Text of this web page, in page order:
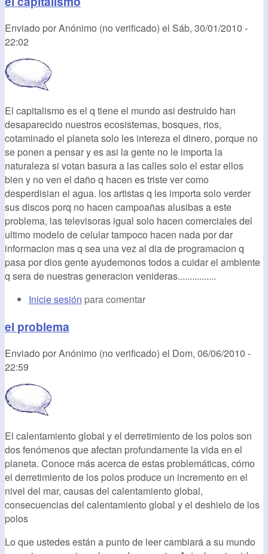
Enviado porAnónimo (no verificado) el Sáb, 30/01/2010 -
22:02
El capitalismo es el q tiene el mundo asi destruido han
desaparecido nuestros ecosistemas, bosques, rios,
cotaminado el planeta solo les intereza el dinero, porque no
se ponen a pensar y es asi la gente no le importa la
naturaleza si votan basura a las calles solo el estar ellos
bien y no ven el daño q hacen es triste ver como
desperdisian el agua. los artistas q les importa solo verder
sus discos porq no hacen campoañas alusibas a este
problema, las televisoras igual solo hacen comerciales del
ultimo modelo de celular tampoco hacen nada por dar
informacion mas q sea una vez al dia de programacion q
pasa por dios gente ayudemonos todos a cuidar el ambiente
q sera de nuestras generacion venideras................
Inicie sesión para comentar
el problema
Enviado porAnónimo (no verificado) el Dom, 06/06/2010 -
22:59
El calentamiento global y el derretimiento de los polos son
dos fenómenos que afectan profundamente la vida en el
planeta. Conoce más acerca de estas problemáticas, cómo
el derretimiento de los polos produce un incremento en el
nivel del mar, causas del calentamiento global,
consecuencias del calentamiento global y el deshielo de los
polos
Lo que ustedes están a punto de leer cambiará a su mundo